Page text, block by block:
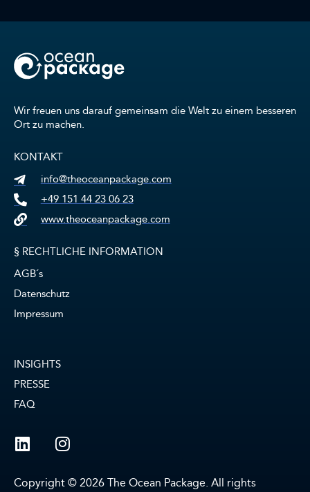
Wir freuen uns darauf gemeinsam die Welt zu einem besseren
Ort zu machen.
KONTAKT
info@theoceanpackage.com
+49 151 44 23 06 23
www.theoceanpackage.com
§ RECHTLICHE INFORMATION
AGB´s
Datenschutz
Impressum
INSIGHTS
PRESSE
FAQ
Copyright © 2026 The Ocean Package. All rights